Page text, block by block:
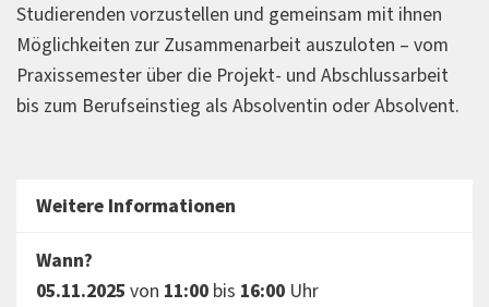
Studierenden vorzustellen und gemeinsam mit ihnen
Möglichkeiten zur Zusammenarbeit auszuloten – vom
Praxissemester über die Projekt- und Abschlussarbeit
bis zum Berufseinstieg als Absolventin oder Absolvent.
Weitere Informationen
Wann?
05.11.2025 von 11:00bis 16:00Uhr